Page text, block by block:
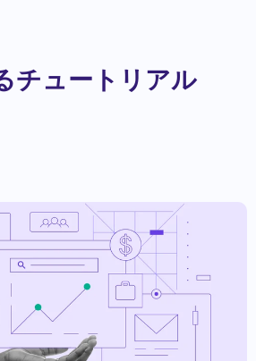
チュートリアル